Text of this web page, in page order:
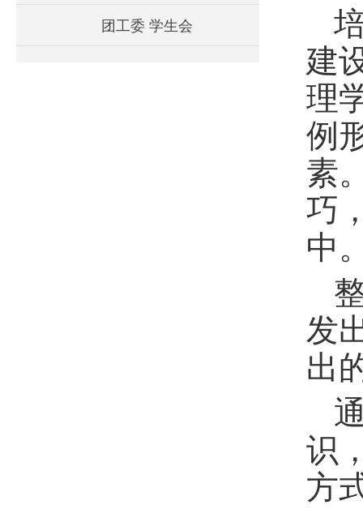
团工委 学生会
建
理
例
素
巧
中
发
出
识
方